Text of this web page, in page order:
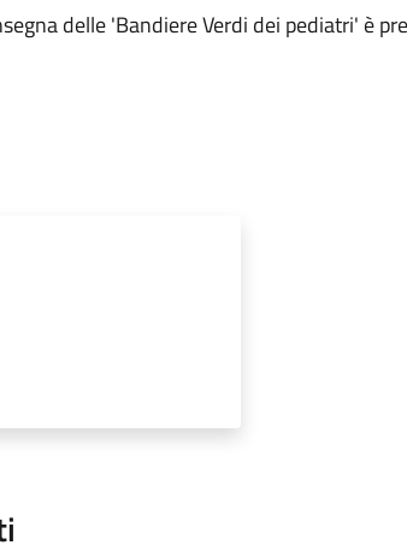
delle 'Bandiere Verdi dei pediatri' è